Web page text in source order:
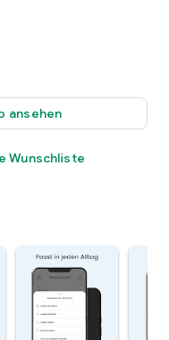
ansehen
Wunschliste